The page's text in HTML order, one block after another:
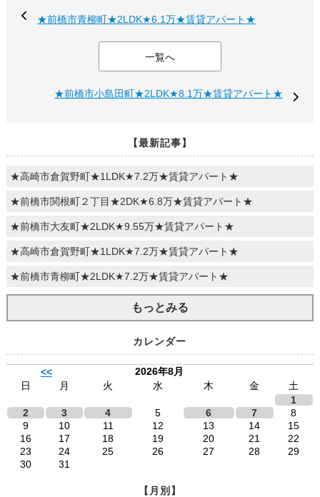
★前橋市青柳町★2LDK★6.1万★賃貸アパート★
一覧へ
★前橋市小島田町★2LDK★8.1万★賃貸アパート★
【最新記事】
★高崎市倉賀野町★1LDK★7.2万★賃貸アパート★
★前橋市関根町２丁目★2DK★6.8万★賃貸アパート★
★前橋市大友町★2LDK★9.55万★賃貸アパート★
★高崎市倉賀野町★1LDK★7.2万★賃貸アパート★
★前橋市青柳町★2LDK★7.2万★賃貸アパート★
もっとみる
カレンダー
<<
2026年8月
日
月 火 水 木 金
土
1
2
3 4 5 6 7
8
9
10 11 12 13 14
15
16
17 18 19 20 21
22
23
24 25 26 27 28
29
30
31
【月別】